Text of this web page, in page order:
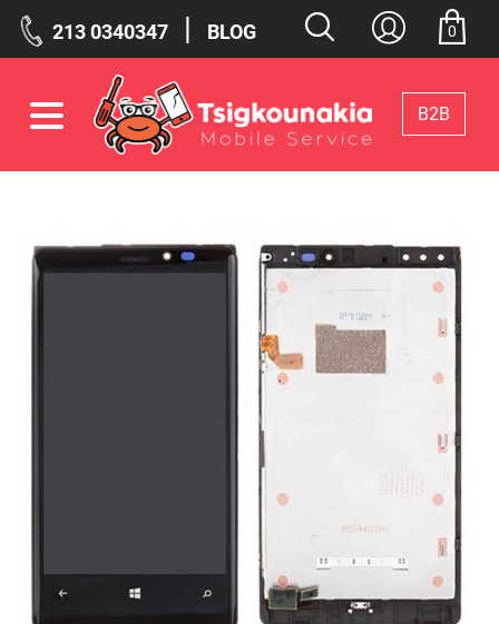
213 0340347 | BLOG
Β2Β
0
Επιλεγμένα Φίλτρα